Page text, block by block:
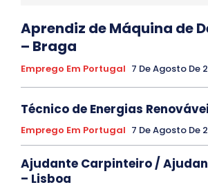
Aprendiz de Máquina de
– Braga
Emprego Em Portugal 7 De Agosto De
Técnico de Energias
Emprego Em Portugal 7 De Agosto De
Ajudante Carpinteiro /
– Lisboa